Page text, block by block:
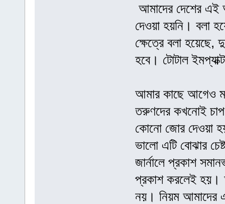
আমাদের দেশের এই
দেওয়া হয়নি। বলা
ক্ষেত্রে বলা হয়েছে,
হবে। টোটাল
আমার কাছে আগেও
তরুণদের কখনোই চাপ
কোনো জোর দেওয়া
ভালো এটি বোঝার
জার্নালে প্রকাশ
প্রকাশ করলেই হয়।
নয়। নিয়ম আমাদের